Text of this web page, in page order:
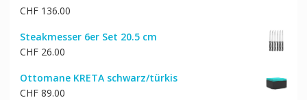
CHF136.00
Steakmesser 6er Set 20.5 cm
CHF26.00
Ottomane KRETA schwarz/türkis
CHF89.00